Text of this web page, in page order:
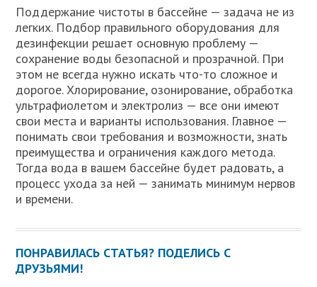
Поддержание чистоты в бассейне — задача не из
легких. Подбор правильного оборудования для
дезинфекции решает основную проблему —
сохранение воды безопасной и прозрачной. При
этом не всегда нужно искать что-то сложное и
дорогое. Хлорирование, озонирование, обработка
ультрафиолетом и электролиз — все они имеют
свои места и варианты использования. Главное —
понимать свои требования и возможности, знать
преимущества и ограничения каждого метода.
Тогда вода в вашем бассейне будет радовать, а
процесс ухода за ней — занимать минимум нервов
и времени.
ПОНРАВИЛАСЬ СТАТЬЯ? ПОДЕЛИСЬ С
ДРУЗЬЯМИ!